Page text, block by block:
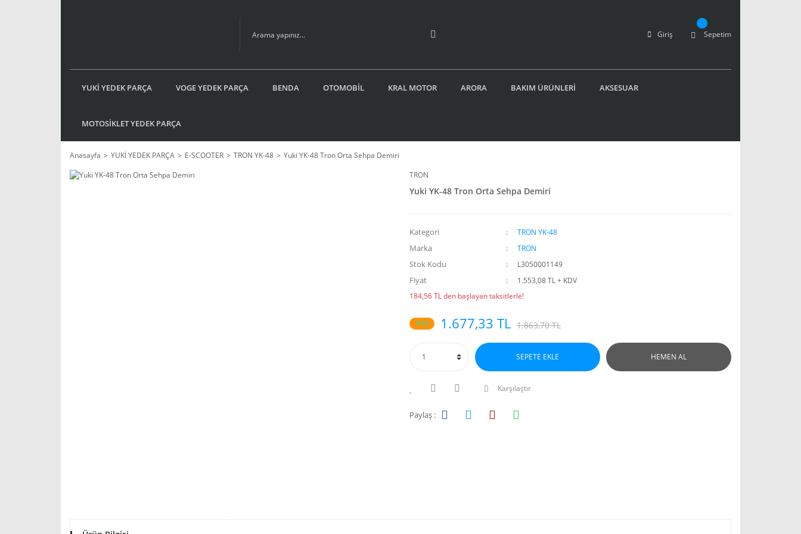
Giriş Sepetim
YUKİ YEDEK PARÇA VOGE YEDEK PARÇA BENDA OTOMOBİL KRAL MOTOR ARORA BAKIM ÜRÜNLERİ AKSESUAR
MOTOSİKLET YEDEK PARÇA
Anasayfa YUKİ YEDEK PARÇA E-SCOOTER TRON YK-48
Yuki YK-48 Tron Orta Sehpa Demiri
TRON
Yuki YK-48 Tron Orta Sehpa Demiri
Kategori TRON YK-48
Marka TRON
Stok Kodu L3050001149
Fiyat
1.553,08 TL + KDV
184,56 TL den başlayan taksitlerle!
%10 1.677,33 TL 1.863,70 TL
SEPETE EKLE HEMEN AL
Karşılaştır
Paylaş :